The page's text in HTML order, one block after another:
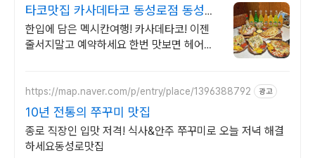
타코맛집 카사데타코 동성로점 동성로
타코 맛집
한입에 담은 멕시칸여행! 카사데타코! 이젠
줄서지말고 예약하세요 한번 맛보면 헤어나
https://map.naver.com/p/entry/place/1396388792 광고
10년 전통의 쭈꾸미 맛집
종로 직장인 입맛 저격! 식사&안주 쭈꾸미로 오늘 저녁 해결
하세요동성로맛집